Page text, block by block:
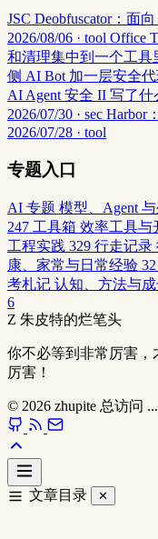
JSC Deobfuscator：面
2026/08/06 · tool Office
和清理集中到一个工具
侧 AI Bot 加一层安全
AI Agent 安全 II 写了
2026/07/30 · sec Harbor
2026/07/28 · tool
专题入口
AI 专题 模型、Agent
247 工具箱 效率工具与
工程实践 329 行走记录
康、家常与日常经验 32
考札记 认知、方法与成
6
Z 朱皮特的烂笔头
你不必等到非常厉害，
厉害！
© 2026 zhupite 总访问 ...
文章目录 ✕